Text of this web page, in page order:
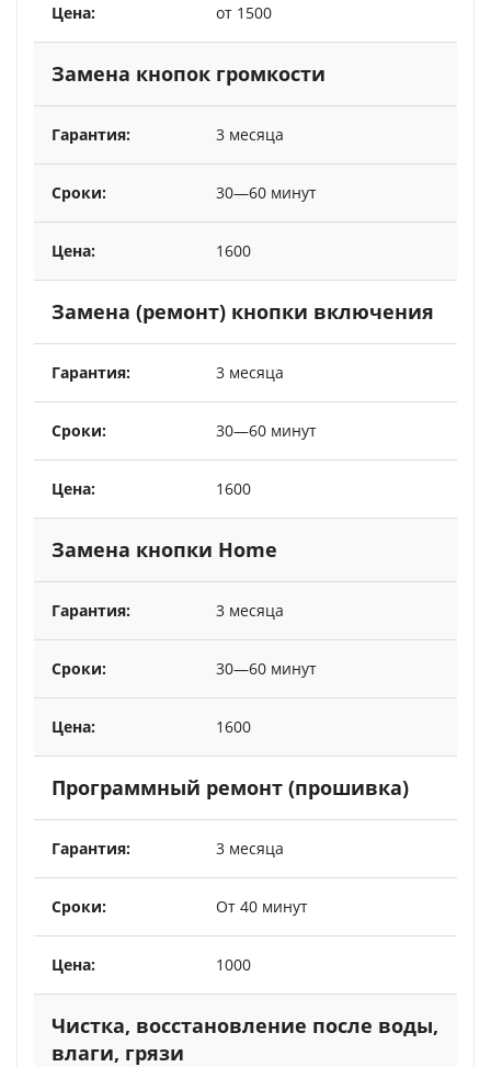
от 1500
Замена кнопок громкости
3 месяца
30—60 минут
1600
Замена (ремонт) кнопки включения
3 месяца
30—60 минут
1600
Замена кнопки Home
3 месяца
30—60 минут
1600
Программный ремонт (прошивка)
3 месяца
От 40 минут
1000
Чистка, восстановление после воды,
влаги, грязи